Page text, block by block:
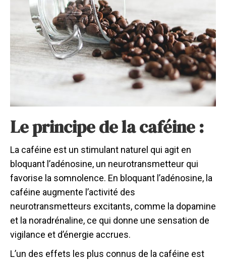
Le principe de la caféine :
La caféine est un stimulant naturel qui agit en
bloquant l’adénosine, un neurotransmetteur qui
favorise la somnolence. En bloquant l’adénosine, la
caféine augmente l’activité des
neurotransmetteurs excitants, comme la dopamine
et la noradrénaline, ce qui donne une sensation de
vigilance et d’énergie accrues.
L’un des effets les plus connus de la caféine est